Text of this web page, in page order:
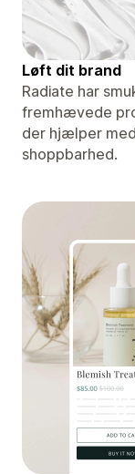
Løft dit brand
Radiate har
fremhævede
der hjælper
shoppbarhed.